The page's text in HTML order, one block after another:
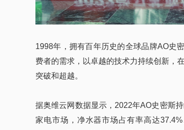
1998年，拥有百年历史的全球品牌AO史
费者的需求，以卓越的技术力持续创新，
突破和超越。
据奥维云网数据显示，2022年AO史密斯
家电市场，净水器市场占有率高达